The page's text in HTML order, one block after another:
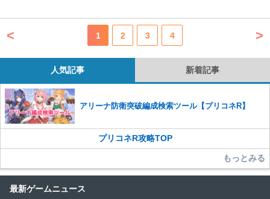
< 1 2 3 4 >
人気記事 新着記事
アリーナ防衛突破編成検索ツール【プリコネR】
プリコネR攻略TOP
もっとみる
最新ゲームニュース